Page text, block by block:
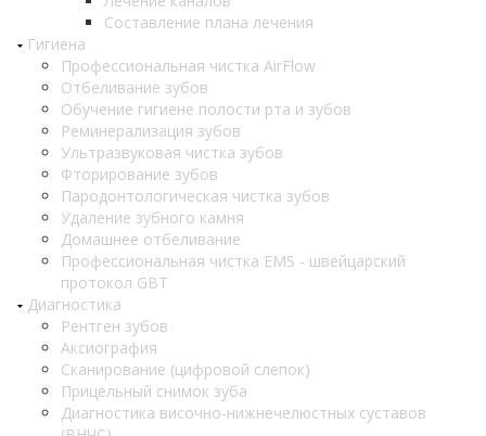
Составление плана лечения
Гигиена
Профессиональная чистка AirFlow
Отбеливание зубов
Обучение гигиене полости рта и зубов
Реминерализация зубов
Ультразвуковая чистка зубов
Фторирование зубов
Пародонтологическая чистка зубов
Удаление зубного камня
Домашнее отбеливание
Профессиональная чистка EMS - швейцарский
протокол GBT
Диагностика
Рентген зубов
Аксиография
Сканирование (цифровой слепок)
Прицельный снимок зуба
Диагностика височно-нижнечелюстных суставов